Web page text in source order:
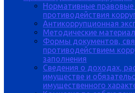
Нормативные правовые
противодействия
Антикоррупционная
Методические
Формы документов,
противодействием
заполнения
Сведения о доходах,
имуществе и
имущественного